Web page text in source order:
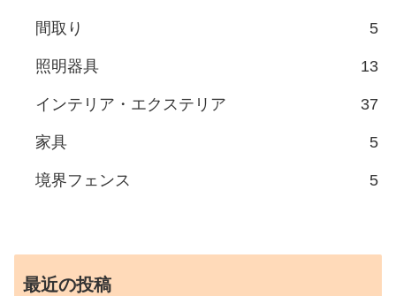
間取り 5
照明器具 13
インテリア・エクステリア 37
家具 5
境界フェンス 5
最近の投稿